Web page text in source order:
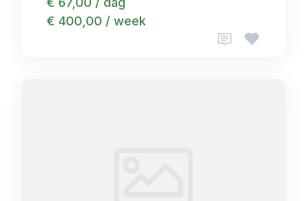
€ 400,00 / week